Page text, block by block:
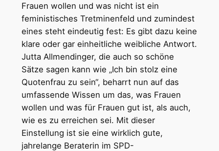
Frauen wollen und was nicht ist ein
feministisches Tretminenfeld und zumindest
eines steht eindeutig fest: Es gibt dazu keine
klare oder gar einheitliche weibliche Antwort.
Jutta Allmendinger, die auch so schöne
Sätze sagen kann wie „Ich bin stolz eine
Quotenfrau zu sein“, beharrt nun auf das
umfassende Wissen um das, was Frauen
wollen und was für Frauen gut ist, als auch,
wie es zu erreichen sei. Mit dieser
Einstellung ist sie eine wirklich gute,
jahrelange Beraterin im SPD-